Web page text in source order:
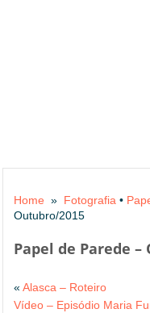
Home » Fotografia •
Outubro/2015
Papel de Parede
«Alasca – Roteiro
Vídeo – Episódio Maria